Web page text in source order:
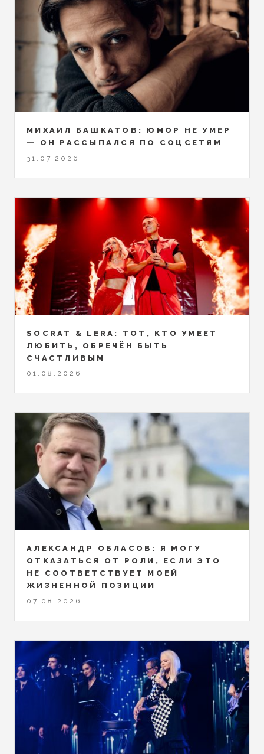
МИХАИЛ БАШКАТОВ: ЮМОР НЕ УМЕР
— ОН РАССЫПАЛСЯ ПО СОЦСЕТЯМ
31.07.2026
SOCRAT & LERA: ТОТ, КТО УМЕЕТ
ЛЮБИТЬ, ОБРЕЧЁН БЫТЬ
СЧАСТЛИВЫМ
01.08.2026
АЛЕКСАНДР ОБЛАСОВ: Я МОГУ
ОТКАЗАТЬСЯ ОТ РОЛИ, ЕСЛИ ЭТО
НЕ СООТВЕТСТВУЕТ МОЕЙ
ЖИЗНЕННОЙ ПОЗИЦИИ
07.08.2026